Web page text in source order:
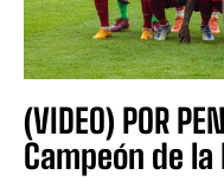
(VIDEO) POR
Campeón de la